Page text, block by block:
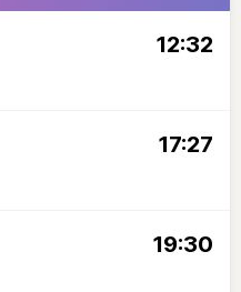
12:32
17:27
19:30